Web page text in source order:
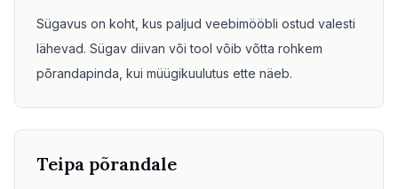
Sügavus on koht, kus paljud veebimööbli ostud valesti
lähevad. Sügav diivan või tool võib võtta rohkem
põrandapinda, kui müügikuulutus ette näeb.
Teipa põrandale